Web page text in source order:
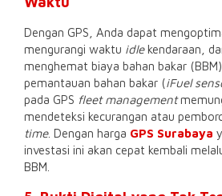
Dengan GPS, Anda dapat
mengurangi waktu idlekendaraan,
menghemat biaya bahan bakar
pemantauan bahan bakar (iFuel
pada GPS fleet management
mendeteksi kecurangan atau
time. Dengan harga GPS Surabaya
investasi ini akan cepat kembali
BBM.